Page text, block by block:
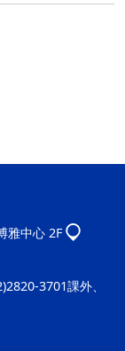
雅中心 2F
3701課外、